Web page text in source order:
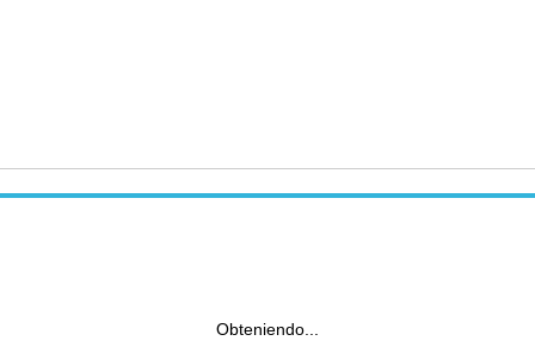
Obteniendo...